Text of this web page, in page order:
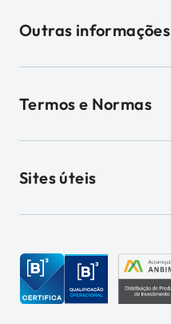
Outras informações
Termos e Normas
Sites úteis